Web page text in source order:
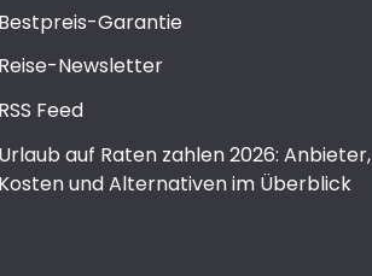
Bestpreis-Garantie
Reise-Newsletter
RSS Feed
Urlaub auf Raten zahlen 2026: Anbieter,
Kosten und Alternativen im Überblick